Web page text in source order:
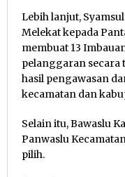
Lebih lanjut,
Melekat kepada
membuat 13
pelanggaran secara
hasil pengawasan
kecamatan dan
Selain itu, Bawaslu
Panwaslu
pilih.